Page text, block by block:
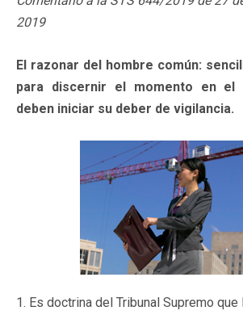
2019
El razonar del hombre común:
para discernir el momento en el
deben iniciar su deber de vigilancia.
1. Es doctrina del Tribunal Supremo